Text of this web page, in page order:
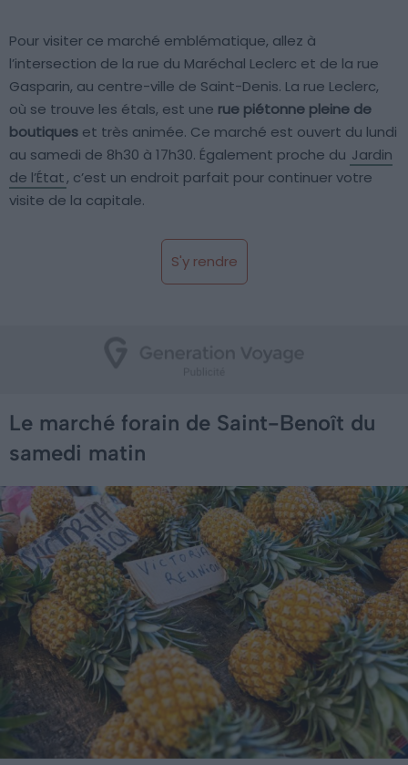
Pour visiter ce marché emblématique, allez à
l’intersection de la rue du Maréchal Leclerc et de la rue
Gasparin, au centre-ville de Saint-Denis. La rue Leclerc,
où se trouve les étals, est une rue piétonne pleine de
boutiques et très animée. Ce marché est ouvert du lundi
au samedi de 8h30 à 17h30. Également proche du Jardin
de l’État, c’est un endroit parfait pour continuer votre
visite de la capitale.
S'y rendre
Le marché forain de Saint-Benoît du
samedi matin